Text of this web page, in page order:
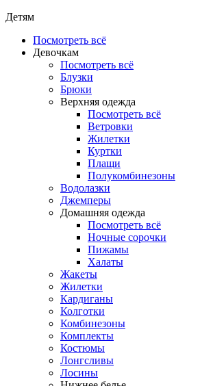
Детям
Посмотреть всё
Девочкам
Посмотреть всё
Блузки
Брюки
Верхняя одежда
Посмотреть всё
Ветровки
Жилетки
Куртки
Плащи
Полукомбинезоны
Водолазки
Джемперы
Домашняя одежда
Посмотреть всё
Ночные сорочки
Пижамы
Халаты
Жакеты
Жилетки
Кардиганы
Колготки
Комбинезоны
Комплекты
Костюмы
Лонгсливы
Лосины